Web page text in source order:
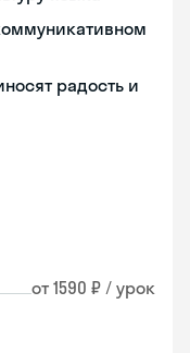
радость и
от 1590 ₽ / урок